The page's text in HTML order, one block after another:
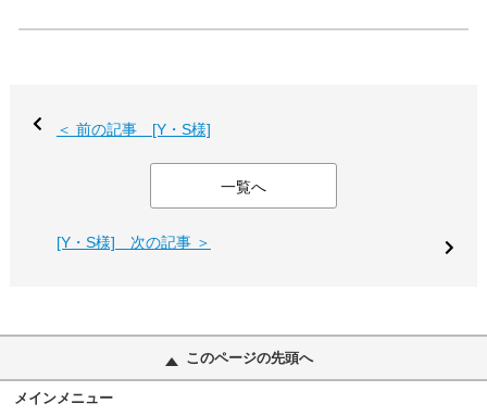
＜ 前の記事 [Y・S様]
一覧へ
[Y・S様] 次の記事 ＞
このページの先頭へ
メインメニュー